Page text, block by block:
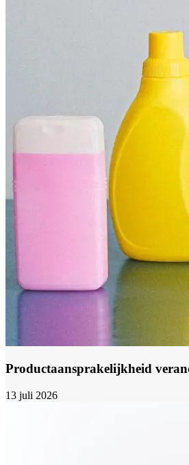
Productaansprakelijkheid
13 juli 2026